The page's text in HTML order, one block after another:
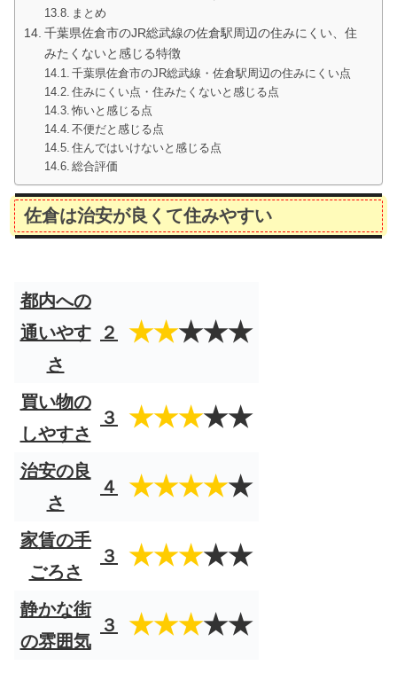
まとめ
千葉県佐倉市のJR総武線の佐倉駅周辺の住みにくい、住
みたくないと感じる特徴
千葉県佐倉市のJR総武線・佐倉駅周辺の住みにくい点
住みにくい点・住みたくないと感じる点
怖いと感じる点
不便だと感じる点
住んではいけないと感じる点
総合評価
佐倉は治安が良くて住みやすい
都内への
通いやす
さ
２ ★★★★★
買い物の
しやすさ
３ ★★★★★
治安の良
さ
４ ★★★★★
家賃の手
ごろさ
３ ★★★★★
静かな街
の雰囲気
３ ★★★★★